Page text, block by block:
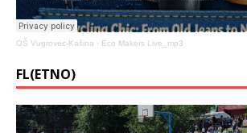
OŠ Vugrovec-Kašina · Eco Makers Live_mp3
FL(ETNO)